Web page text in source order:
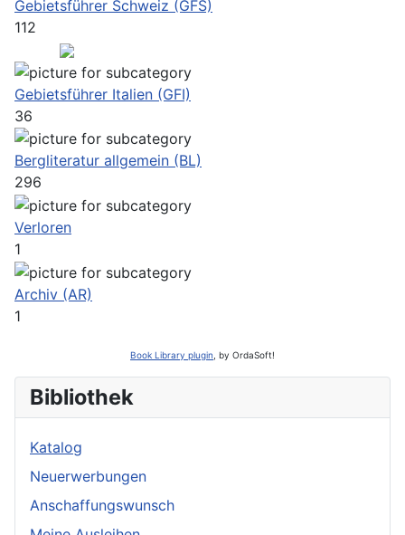
Gebietsführer Schweiz (GFS)
112
Gebietsführer Italien (GFI)
36
Bergliteratur allgemein (BL)
296
Verloren
1
Archiv (AR)
1
Book Library plugin , by OrdaSoft!
Bibliothek
Katalog
Neuerwerbungen
Anschaffungswunsch